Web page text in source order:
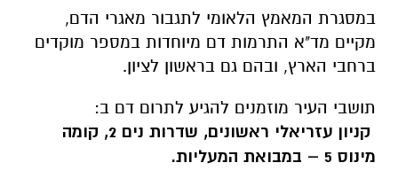
במסגרת המאמץ הלאומי לתגבור מאגרי הדם,
מקיים מד"א התרמות דם מיוחדות במספר מוקדים
ברחבי הארץ, ובהם גם בראשון לציון.
תושבי העיר מוזמנים להגיע לתרום דם ב:
קניון עזריאלי ראשונים, שדרות נים 2, קומה
מינוס 5 – במבואת המעליות.